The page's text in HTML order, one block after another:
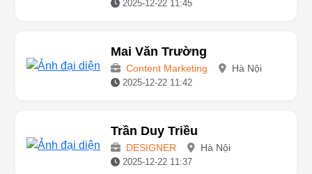
Trợ lý kinh doanh
Mai Văn Trường
Content Marketing
Trần Duy Triều
DESIGNER